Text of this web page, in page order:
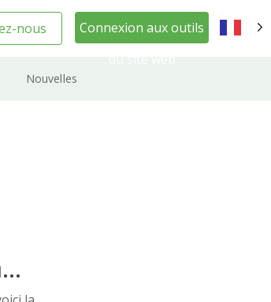
nous
Connexion aux outils
Nouvelles